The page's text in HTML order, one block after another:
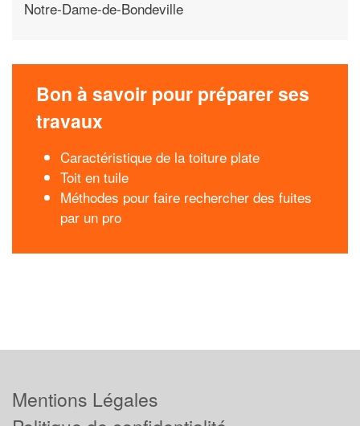
Notre-Dame-de-Bondeville
Bon à savoir pour préparer ses
travaux
Caractéristique de la toiture plate
Toit en tuile
Méthodes pour faire rechercher des fuites
par un pro
Mentions Légales